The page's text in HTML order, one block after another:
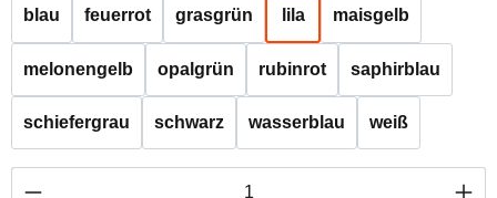
blau feuerrot grasgrün lila maisgelb
melonengelb opalgrün rubinrot saphirblau
schiefergrau schwarz wasserblau weiß
Produkt Anzahl: Gib den gewünschten